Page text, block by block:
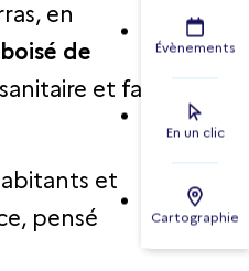
Évènements
En un clic
Cartographie
en
de
et face
et
pensé